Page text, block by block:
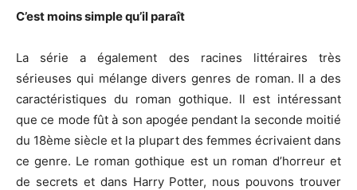
C’est moins simple qu’il paraît
La série a également des racines littéraires très
sérieuses qui mélange divers genres de roman. Il a des
caractéristiques du roman gothique. Il est intéressant
que ce mode fût à son apogée pendant la seconde moitié
du 18ème siècle et la plupart des femmes écrivaient dans
ce genre. Le roman gothique est un roman d’horreur et
de secrets et dans Harry Potter, nous pouvons trouver